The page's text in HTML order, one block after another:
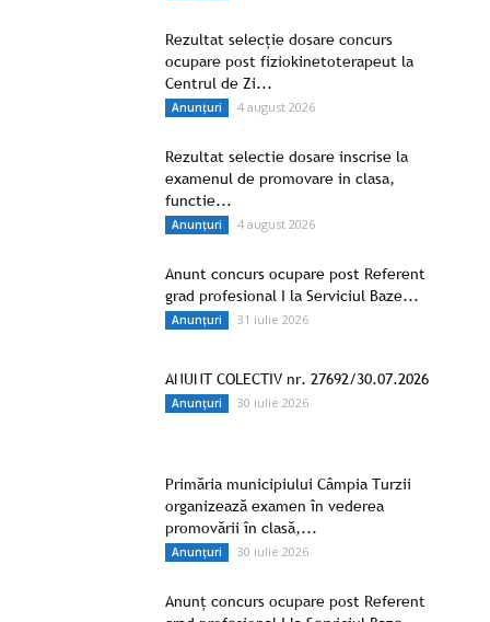
Rezultat selecție dosare concurs
ocupare post fiziokinetoterapeut la
Centrul de Zi...
Anunțuri 4 august 2026
Rezultat selectie dosare inscrise la
examenul de promovare in clasa,
functie...
Anunțuri 4 august 2026
Anunt concurs ocupare post Referent
grad profesional I la Serviciul Baze...
Anunțuri 31 iulie 2026
ANUNT COLECTIV nr. 27692/30.07.2026
Anunțuri 30 iulie 2026
Primăria municipiului Câmpia Turzii
organizează examen în vederea
promovării în clasă,...
Anunțuri 30 iulie 2026
Anunț concurs ocupare post Referent